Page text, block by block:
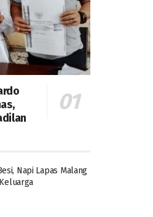
Napi Lapas Malang